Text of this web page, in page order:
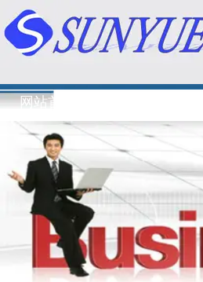
SS-4CD1XXXS15XXXA-宇阳电子有限公司
网站首页